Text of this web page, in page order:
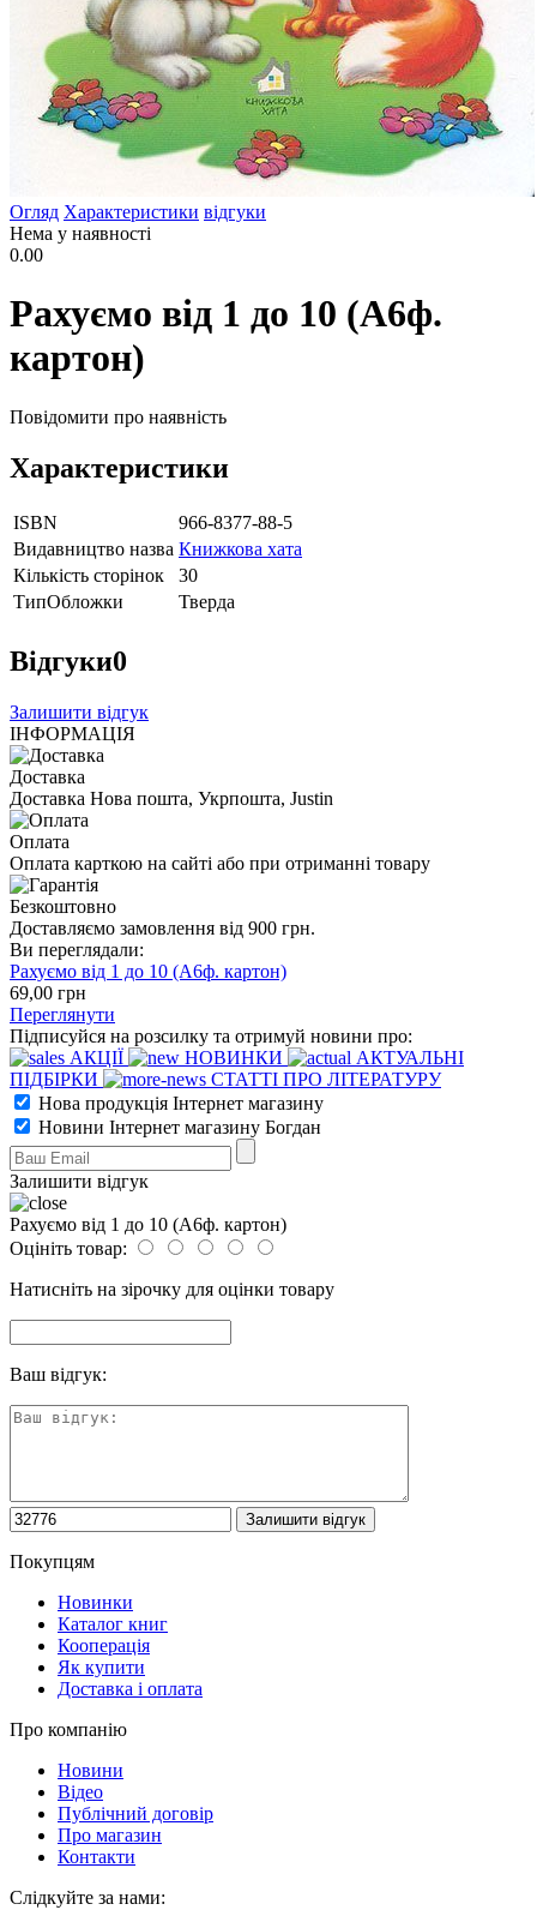
Огляд Характеристики відгуки
Нема у наявності
0.00
Рахуємо від 1 до 10 (А6ф.
картон)
Повідомити про наявність
Характеристики
ISBN
966-8377-88-5
Видавництво назва Книжкова хата
Кількість сторінок
30
ТипОбложки
Тверда
Відгуки0
Залишити відгук
ІНФОРМАЦІЯ
Доставка
Доставка Нова пошта, Укрпошта, Justin
Оплата
Оплата карткою на сайті або при отриманні товару
Безкоштовно
Доставляємо замовлення від 900 грн.
Ви переглядали:
Рахуємо від 1 до 10 (А6ф. картон)
69,00 грн
Переглянути
Підписуйся на розсилку та отримуй новини про:
АКЦІЇ
НОВИНКИ
АКТУАЛЬНІ
ПІДБІРКИ
СТАТТІ ПРО ЛІТЕРАТУРУ
Нова продукція Інтернет магазину
Новини Інтернет магазину Богдан
Залишити відгук
Рахуємо від 1 до 10 (А6ф. картон)
Оцініть товар:
Натисніть на зірочку для оцінки товару
Ваш відгук:
Покупцям
Новинки
Каталог книг
Кооперація
Як купити
Доставка і оплата
Про компанію
Новини
Відео
Публічний договір
Про магазин
Контакти
Слідкуйте за нами: